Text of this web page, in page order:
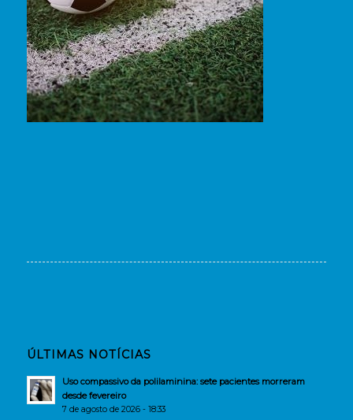
ÚLTIMAS NOTÍCIAS
Uso compassivo da polilaminina: sete pacientes morreram
desde fevereiro
7 de agosto de 2026 - 18:33